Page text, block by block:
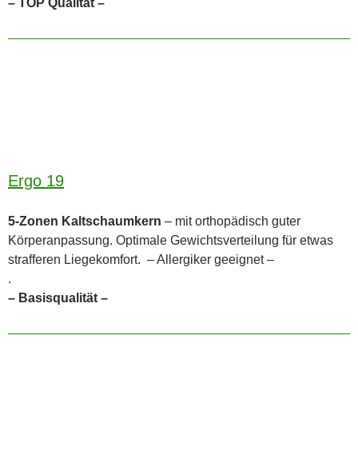
Ergo 19
5-Zonen Kaltschaumkern – mit orthopädisch guter
Körperanpassung. Optimale Gewichtsverteilung für etwas
strafferen Liegekomfort. – Allergiker geeignet –
.
– Basisqualität –